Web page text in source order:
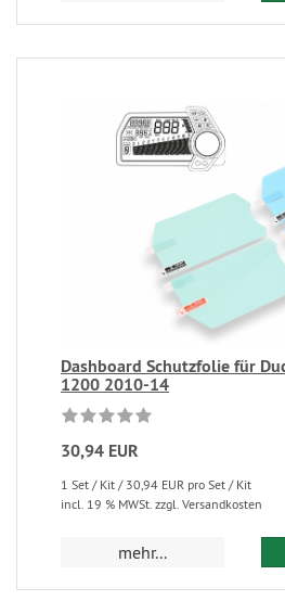
Dashboard Schutzfolie für
1200 2010-14
30,94 EUR
1 Set / Kit / 30,94 EUR pro Set / Kit
incl. 19 % MWSt. zzgl. Versandkosten
mehr...